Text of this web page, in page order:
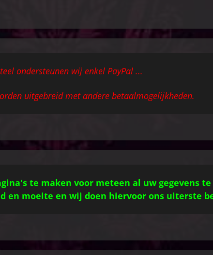
ondersteunen wij enkel PayPal ...
uitgebreid met andere betaalmogelijkheden.
te maken voor meteen al uw gegevens
en moeite en wij doen hiervoor ons uiterste